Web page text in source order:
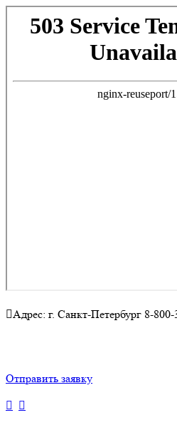
Адрес: г. Санкт-Петербург 8-
Отправить заявку